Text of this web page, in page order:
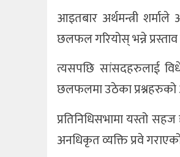
आइतबार अर्थमन्त्री
छलफल गरियोस् भन्ने
त्यसपछि सांसदहरुलाई
छलफलमा उठेका प्रश्नहरुको
प्रतिनिधिसभामा यस्तो
अनधिकृत व्यक्ति प्रवे